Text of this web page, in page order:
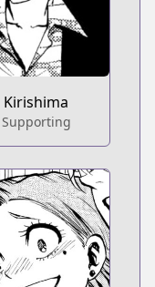
Kirishima
Supporting